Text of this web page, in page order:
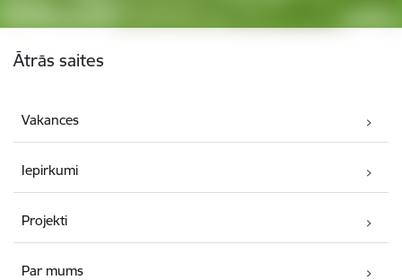
Ātrās saites
Vakances
Iepirkumi
Projekti
Par mums